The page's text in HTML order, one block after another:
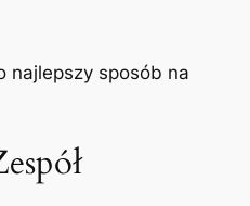
najlepszy sposób na